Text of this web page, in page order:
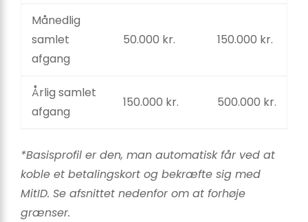
Månedlig
samlet
afgang
50.000 kr. 150.000 kr.
Årlig samlet
afgang
150.000 kr. 500.000 kr.
*Basisprofil er den, man automatisk får ved at
koble et betalings­kort og bekræfte sig med
MitID. Se afsnittet nedenfor om at forhøje
grænser.